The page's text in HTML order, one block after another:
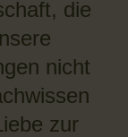
die
nicht
zur